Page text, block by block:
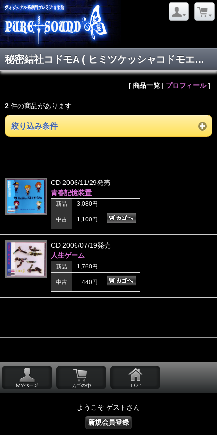
秘密結社コドモA ( ヒミツケッシャコドモエース )
[ 商品一覧 | プロフィール]
2 件の商品があります
絞り込み条件
CD 2006/11/29発売
青春記憶装置
新品 3,080円
中古 1,100円
CD 2006/07/19発売
人生ゲーム
新品 1,760円
中古 440円
ようこそ ゲストさん
新規会員登録